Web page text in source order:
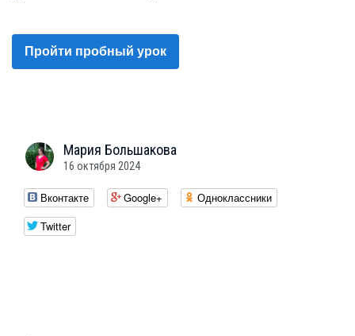
Пройти пробный урок
Мария Большакова
16 октября 2024
Вконтакте Google+
Одноклассники
Twitter